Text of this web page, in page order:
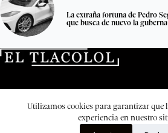
Utilizamos cookies para garantizar que
experiencia en nuestro
La extraña fortuna de Pedro
que busca de nuevo la
El Tlacolol © 2026. Todos los derechos